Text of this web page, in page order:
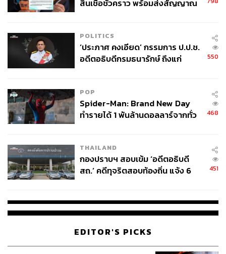
สภาพอากาศ
การเปลี่ยนแปลงสภาพภูมิอากาศ
ก๊าซเรือนกระจก
132
ABOUT THE AUTHOR
ธนพร ประยูรรัตน์
นักศึกษาฝึกงาน กองข่าวต่างประเทศ
สินเชื่อชั่วคราว พร้อมส่งสัญญาณ
POLITICS
‘ประภาศ คงเอียด’ กรรมการ ป.ป.ช.
อดีตอธิบดีกรมธนารักษ์ ถึงแก่
550
POP
Spider-Man: Brand New Day
ทำรายได้ 1 พันล้านดอลลาร์จากทั่ว
468
THAILAND
กองปราบฯ สอบเข้ม ‘อดีตอธิบดี
สถ.’ คดีทุจริตสอบท้องถิ่น แจ้ง 6
451
EDITOR'S PICKS